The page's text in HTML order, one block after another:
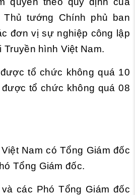
tướng Chính phủ ban
đơn vị sự nghiệp công lập
hình Việt Nam.
tổ chức không quá 10
tổ chức không quá 08
Nam có Tổng Giám đốc
Tổng Giám đốc.
các Phó Tổng Giám đốc